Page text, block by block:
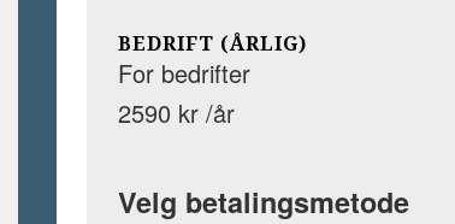
BEDRIFT (ÅRLIG)
For bedrifter
2590 kr /år
Velg betalingsmetode